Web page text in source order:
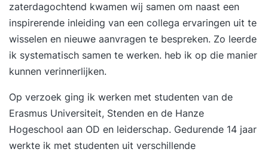
zaterdagochtend kwamen wij samen om naast een
inspirerende inleiding van een collega ervaringen uit te
wisselen en nieuwe aanvragen te bespreken. Zo leerde
ik systematisch samen te werken. heb ik op die manier
kunnen verinnerlijken.
Op verzoek ging ik werken met studenten van de
Erasmus Universiteit, Stenden en de Hanze
Hogeschool aan OD en leiderschap. Gedurende 14 jaar
werkte ik met studenten uit verschillende